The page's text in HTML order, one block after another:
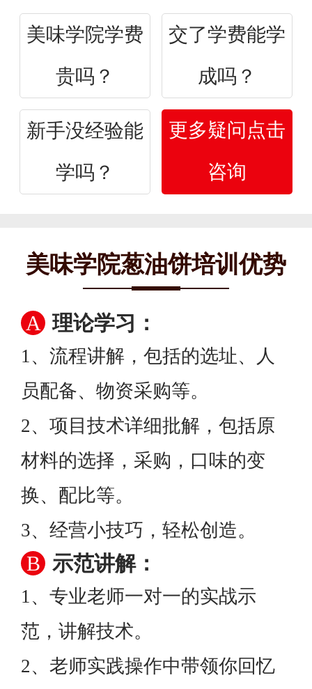
美味学院学费
贵吗？
交了学费能学
成吗？
新手没经验能
学吗？
更多疑问点击
咨询
美味学院葱油饼培训优势
A 理论学习：
1、流程讲解，包括的选址、人
员配备、物资采购等。
2、项目技术详细批解，包括原
材料的选择，采购，口味的变
换、配比等。
3、经营小技巧，轻松创造。
B 示范讲解：
1、专业老师一对一的实战示
范，讲解技术。
2、老师实践操作中带领你回忆